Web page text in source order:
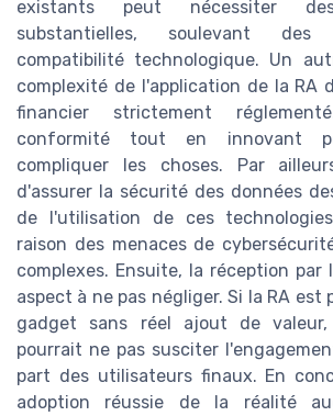
existants peut nécessiter
substantielles, soulevant
compatibilité technologique. Un
complexité de l'application de la RA
financier strictement
conformité tout en innovant
compliquer les choses. Par
d'assurer la sécurité des données
de l'utilisation de ces
raison des menaces de
complexes. Ensuite, la réception
aspect à ne pas négliger. Si la RA est
gadget sans réel ajout de
pourrait ne pas susciter
part des utilisateurs finaux. En
adoption réussie de la réalité